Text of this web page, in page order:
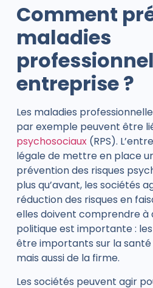
Comment
maladies
entreprise ?
Les maladies
par exemple peuvent être
psychosociaux(RPS).
légale de mettre en place
prévention des risques
plus qu’avant, les sociétés
réduction des risques en
elles doivent comprendre
politique est importante :
être importants sur la
mais aussi de la firme.
Les sociétés peuvent agir